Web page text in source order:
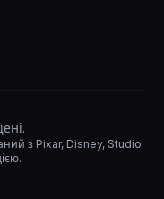
з Pixar, Disney, Studio